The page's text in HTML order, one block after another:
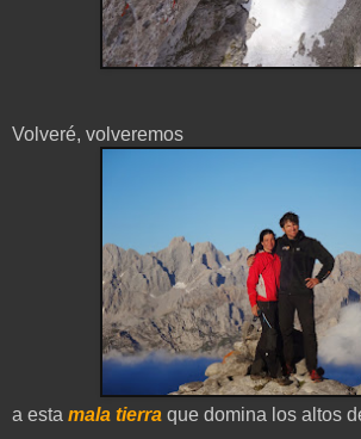
Volveré, volveremos
a esta mala tierra que domina los altos